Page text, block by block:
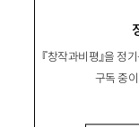
『창작과비평』을 정
구독 중